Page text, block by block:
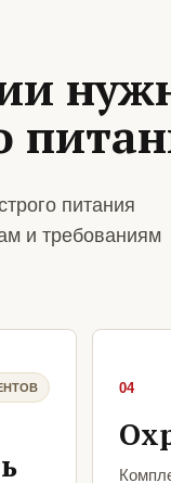
питания
и требованиям
04